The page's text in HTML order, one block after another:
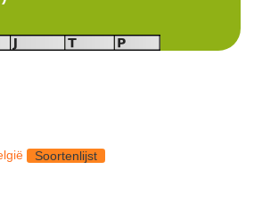
Soortenlijst